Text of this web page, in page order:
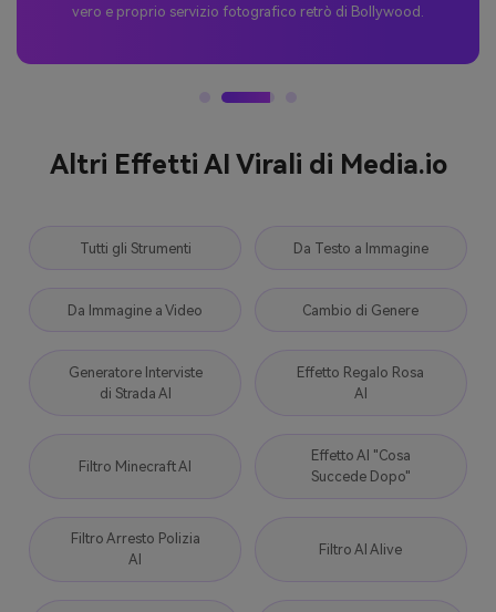
virale in pochissimo tempo.
Altri Effetti AI Virali di Media.io
Tutti gli Strumenti Da Testo a Immagine
Da Immagine a Video Cambio di Genere
Generatore Interviste
di Strada AI
Effetto Regalo Rosa
AI
Filtro Minecraft AI
Effetto AI "Cosa
Succede Dopo"
Filtro Arresto Polizia
AI
Filtro AI Alive